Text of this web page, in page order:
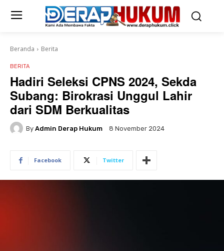
Beranda Berita
BERITA
Hadiri Seleksi CPNS 2024, Sekda
Subang: Birokrasi Unggul Lahir
dari SDM Berkualitas
By Admin Derap Hukum 8 November 2024
Facebook Twitter